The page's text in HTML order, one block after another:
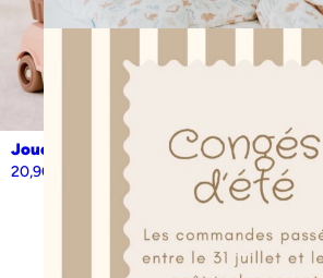
Jouet camion benne peach
20,90
Jouet 6
22,90